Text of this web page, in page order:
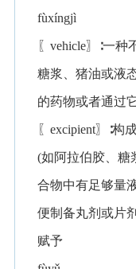
fùxíngjì
〖vehicle〗∶一
糖浆、猪油或液
的药物或者通过
〖excipient〗∶
(如阿拉伯胶、糖
合物中有足够量
便制备丸剂或片
赋予